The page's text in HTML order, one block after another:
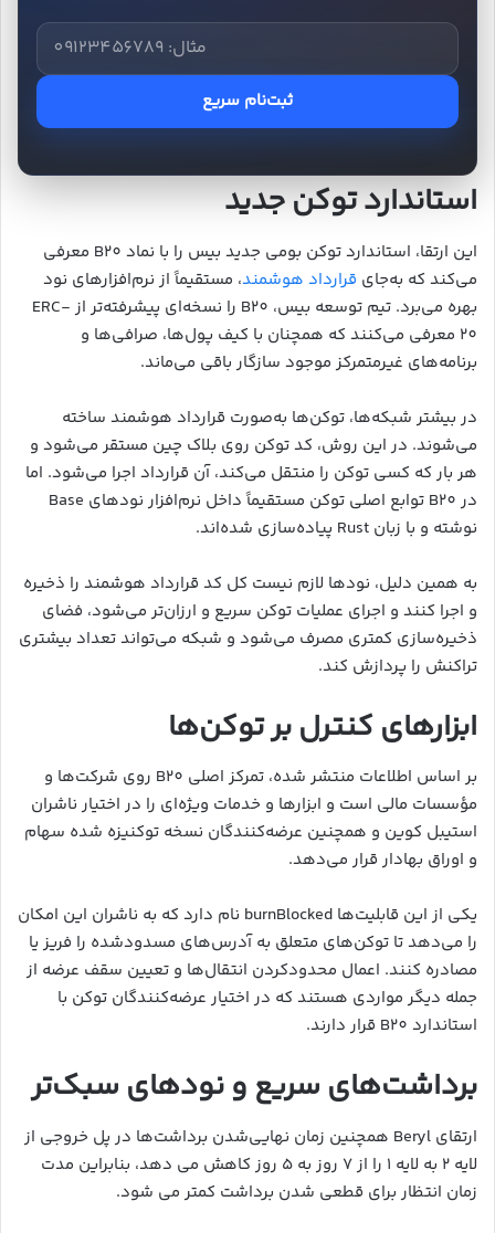
ثبت‌نام سریع
استاندارد توکن جدید
این ارتقا، استاندارد توکن بومی جدید بیس را با نماد B20 معرفی
می‌کند که به‌جای قرارداد هوشمند، مستقیماً از نرم‌افزارهای نود
بهره می‌برد. تیم توسعه بیس، B20 را نسخه‌ای پیشرفته‌تر از ERC-
20 معرفی می‌کنند که همچنان با کیف پول‌ها، صرافی‌ها و
برنامه‌های غیرمتمرکز موجود سازگار باقی می‌ماند.
در بیشتر شبکه‌ها، توکن‌ها به‌صورت قرارداد هوشمند ساخته
می‌شوند. در این روش، کد توکن روی بلاک چین مستقر می‌شود و
هر بار که کسی توکن را منتقل می‌کند، آن قرارداد اجرا می‌شود. اما
در B20 توابع اصلی توکن مستقیماً داخل نرم‌افزار نودهای Base
نوشته و با زبان Rust پیاده‌سازی شده‌اند.
به همین دلیل، نودها لازم نیست کل کد قرارداد هوشمند را ذخیره
و اجرا کنند و اجرای عملیات توکن سریع و ارزان‌تر می‌شود، فضای
ذخیره‌سازی کمتری مصرف می‌شود و شبکه می‌تواند تعداد بیشتری
تراکنش را پردازش کند.
ابزارهای کنترل بر توکن‌ها
بر اساس اطلاعات منتشر شده، تمرکز اصلی B20 روی شرکت‌ها و
مؤسسات مالی است و ابزارها و خدمات ویژه‌ای را در اختیار ناشران
استیبل کوین و همچنین عرضه‌کنندگان نسخه توکنیزه شده سهام
و اوراق بهادار قرار می‌دهد.
یکی از این قابلیت‌ها burnBlocked نام دارد که به ناشران این امکان
را می‌دهد تا توکن‌های متعلق به آدرس‌های مسدودشده را فریز یا
مصادره کنند. اعمال محدودکردن انتقال‌ها و تعیین سقف عرضه از
جمله دیگر مواردی هستند که در اختیار عرضه‌کنندگان توکن با
استاندارد B20 قرار دارند.
برداشت‌های سریع و نودهای سبک‌تر
ارتقای Beryl همچنین زمان نهایی‌شدن برداشت‌ها در پل خروجی از
لایه ۲ به لایه ۱ را از ۷ روز به ۵ روز کاهش می دهد، بنابراین مدت
زمان انتظار برای قطعی شدن برداشت کمتر می شود.